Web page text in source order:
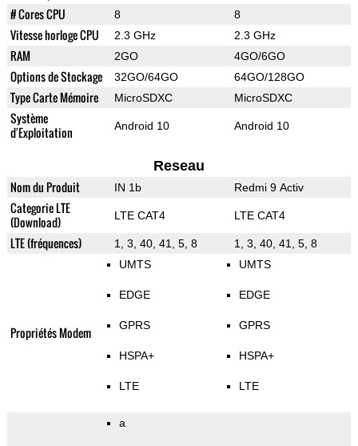
# Cores CPU 8 8
Vitesse horloge CPU 2.3 GHz 2.3 GHz
RAM 2GO 4GO/6GO
Options de Stockage 32GO/64GO 64GO/128GO
Type Carte Mémoire MicroSDXC MicroSDXC
Système
d'Exploitation
Android 10 Android 10
Reseau
Nom du Produit IN 1b Redmi 9 Activ
Categorie LTE
(Download)
LTE CAT4 LTE CAT4
LTE (fréquences) 1, 3, 40, 41, 5, 8 1, 3, 40, 41, 5, 8
Propriétés Modem
UMTS
EDGE
GPRS
HSPA+
LTE
UMTS
EDGE
GPRS
HSPA+
LTE
a